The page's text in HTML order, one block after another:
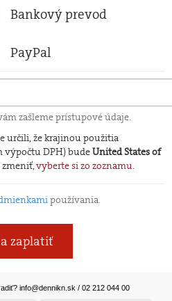
Bankový prevod
PayPal
zašleme prístupové údaje.
určili, že krajinou použitia
výpočtu DPH) budeUnited States of
zmeniť,vyberte si zo zoznamu.
používania.
Dokončiť a zaplatiť
info@dennikn.sk / 02 212 044 00